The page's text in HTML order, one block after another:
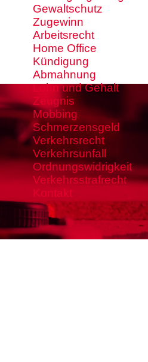
Gewaltschutz
Zugewinn
Arbeitsrecht
Home Office
Kündigung
Abmahnung
Lohn und Gehalt
Zeugnis
Mobbing
Schmerzensgeld
Verkehrsrecht
Verkehrsunfall
Ordnungswidrigkeit
Verkehrsstrafrecht
Kontakt